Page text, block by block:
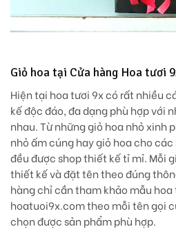
Giỏ hoa tại Cửa hàng Hoa tươi
Hiện tại hoa tươi 9x có rất nhiều
kế độc đáo, đa dạng phù hợp với
nhau. Từ những giỏ hoa nhỏ xinh
nhỏ ấm cúng hay giỏ hoa cho
đều được shop thiết kế tỉ mỉ. Mỗi
thiết kế và đặt tên theo đúng
hàng chỉ cần tham khảo mẫu
hoatuoi9x.com theo mỗi tên gọi
chọn được sản phẩm phù hợp.